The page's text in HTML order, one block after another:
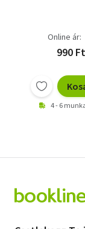
Online ár:
990 Ft
4 - 6